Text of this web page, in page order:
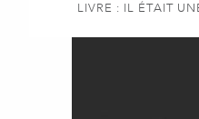
LIVRE : IL ÉTAIT